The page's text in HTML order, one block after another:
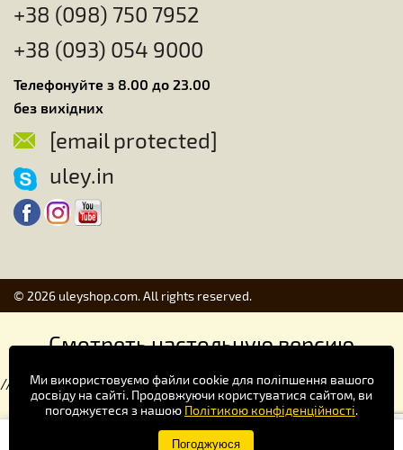
+38 (098) 750 7952
+38 (093) 054 9000
Телефонуйте з 8.00 до 23.00
без вихідних
[email protected]
uley.in
© 2026 uleyshop.com. All rights reserved.
Ми використовуємо файли cookie для поліпшення вашого
досвіду на сайті. Продовжуючи користуватися сайтом, ви
погоджуєтеся з нашою Політикою конфіденційності.
Погоджуюся
Смотреть настольную версию
//
Купуй зручніше в додатку!